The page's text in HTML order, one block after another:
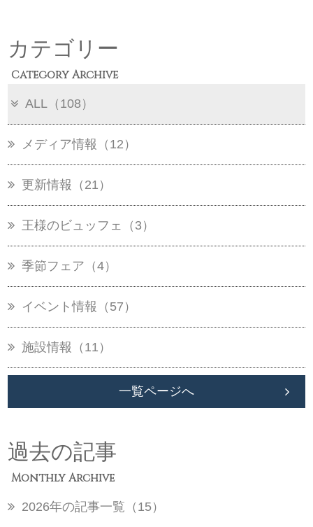
カテゴリー
Category Archive
ALL（108）
メディア情報（12）
更新情報（21）
王様のビュッフェ（3）
季節フェア（4）
イベント情報（57）
施設情報（11）
一覧ページへ
過去の記事
Monthly Archive
2026年の記事一覧（15）